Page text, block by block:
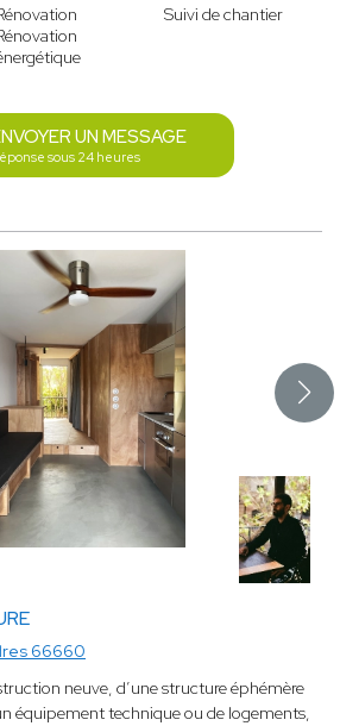
Suivi de chantier
UN MESSAGE
sous 24 heures
66660
neuve, d’une structure éphémère
équipement technique ou de logements,